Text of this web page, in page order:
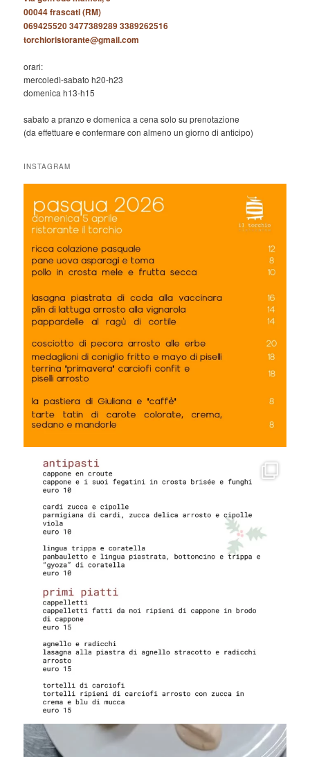
00044 frascati (RM)
069425520 3477389289 3389262516
torchioristorante@gmail.com
orari:
mercoledì-sabato h20-h23
domenica h13-h15
sabato a pranzo e domenica a cena solo su prenotazione
(da effettuare e confermare con almeno un giorno di anticipo)
INSTAGRAM